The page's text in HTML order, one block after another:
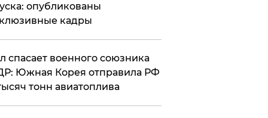
опубликованы
кадры
спасает военного союзника
Южная Корея отправила РФ
тонн авиатоплива